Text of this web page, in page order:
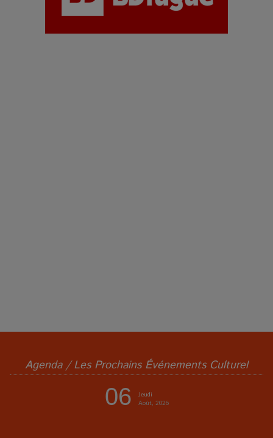
Agenda / Les Prochains Événements Culturel
06
Jeudi
Août, 2026